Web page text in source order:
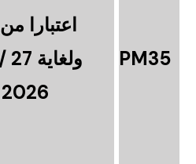
PM35
اعتبارا من 23
2026